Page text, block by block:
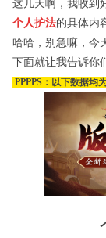
这几天啊，我收到
个人护法的具体内
哈哈，别急嘛，今
下面就让我告诉你
PPPPS ：以下数据均